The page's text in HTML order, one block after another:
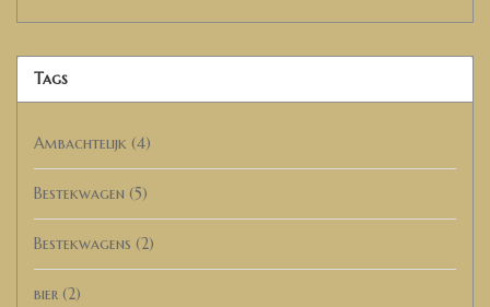
Tags
Ambachtelijk (4)
Bestekwagen (5)
Bestekwagens (2)
bier (2)